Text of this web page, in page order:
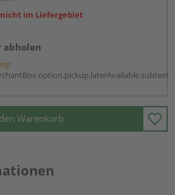
im Liefergebiet
abholen
Warenkorb